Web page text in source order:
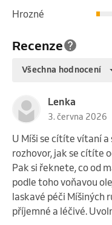
Recenze
Všechna hodnocení
Lenka
3. června 2026
U Míši se cítíte vítaní
rozhovor, jak se cítíte
Pak si řeknete, co od
podle toho voňavou
laskavé péči Míšiných
příjemné a léčivé.
Hrozné